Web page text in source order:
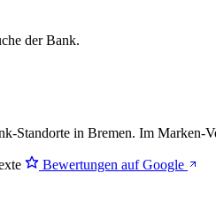
der Bank.
Standorte in Bremen. Im Marken-
Bewertungen auf Google